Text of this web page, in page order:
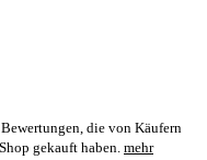
die von Käufern
gekauft haben. mehr